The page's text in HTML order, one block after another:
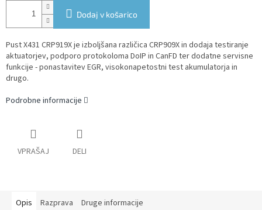
Dodaj v košarico
Pust X431 CRP919X je izboljšana različica CRP909X in dodaja testiranje
aktuatorjev, podporo protokoloma DoIP in CanFD ter dodatne servisne
funkcije - ponastavitev EGR, visokonapetostni test akumulatorja in
drugo.
Podrobne informacije
VPRAŠAJ DELI
Opis Razprava Druge informacije